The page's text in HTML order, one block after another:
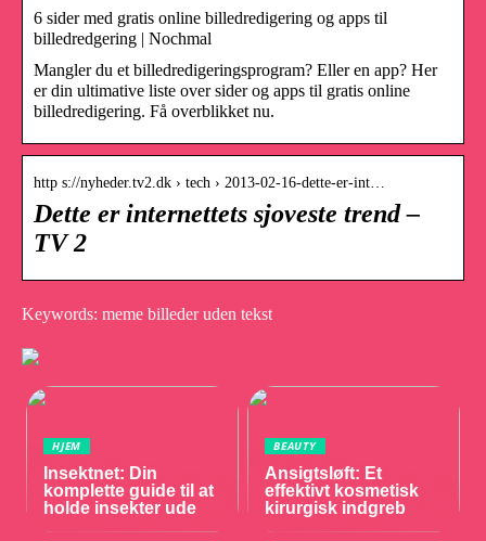
6 sider med gratis online billedredigering og apps til
billedredgering | Nochmal
Mangler du et billedredigeringsprogram? Eller en app? Her
er din ultimative liste over sider og apps til gratis online
billedredigering. Få overblikket nu.
http s://nyheder.tv2.dk › tech › 2013-02-16-dette-er-int…
Dette er internettets sjoveste trend –
TV 2
Keywords: meme billeder uden tekst
HJEM
Insektnet: Din
komplette guide til at
holde insekter ude
BEAUTY
Ansigtsløft: Et
effektivt kosmetisk
kirurgisk indgreb